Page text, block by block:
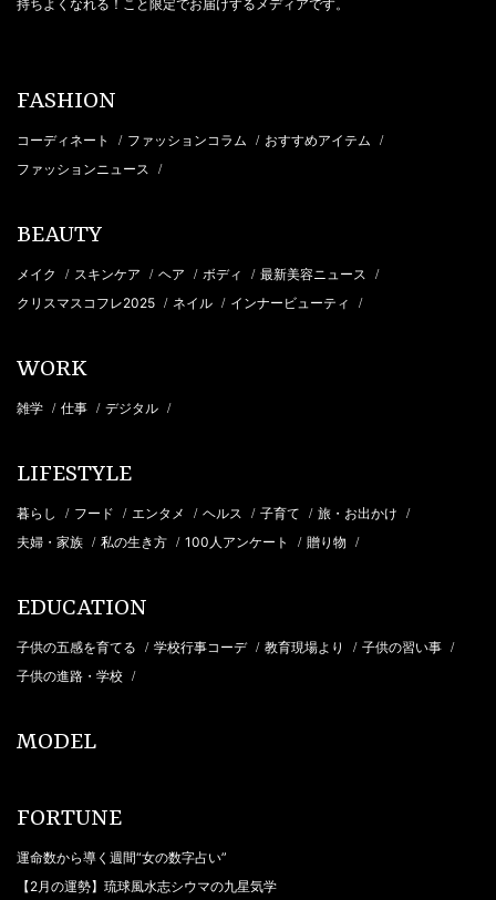
持ちよくなれる！こと限定でお届けするメディアです。
FASHION
コーディネート / ファッションコラム / おすすめアイテム /
ファッションニュース /
BEAUTY
メイク / スキンケア / ヘア / ボディ / 最新美容ニュース /
クリスマスコフレ2025 / ネイル / インナービューティ /
WORK
雑学 / 仕事 / デジタル /
LIFESTYLE
暮らし / フード / エンタメ / ヘルス / 子育て / 旅・お出かけ /
夫婦・家族 / 私の生き方 / 100人アンケート / 贈り物 /
EDUCATION
子供の五感を育てる / 学校行事コーデ / 教育現場より / 子供の習い事 /
子供の進路・学校 /
MODEL
FORTUNE
運命数から導く週間“女の数字占い”
【2月の運勢】琉球風水志シウマの九星気学